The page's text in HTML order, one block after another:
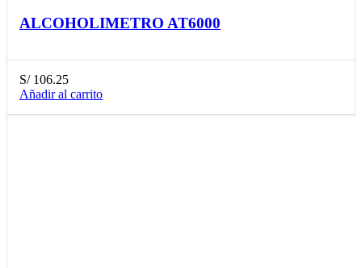
ALCOHOLIMETRO AT6000
S/106.25
Añadir al carrito